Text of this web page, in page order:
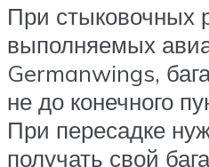
При стыковочных
выполняемых
Germanwings,
не до конечного
При пересадке
получать свой